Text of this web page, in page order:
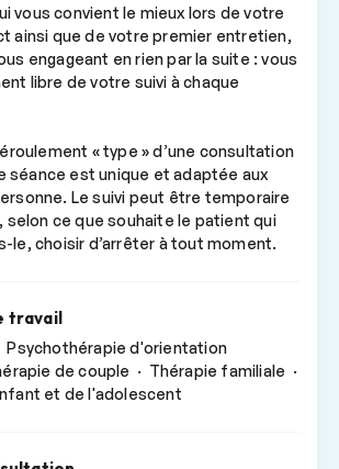
vous convient le mieux lors de votre
ainsi que de votre premier entretien,
engageant en rien par la suite : vous
libre de votre suivi à chaque
« type » d’une consultation
séance est unique et adaptée aux
Le suivi peut être temporaire
selon ce que souhaite le patient qui
le, choisir d’arrêter à tout moment.
travail
Psychothérapie d'orientation
de couple · Thérapie familiale ·
et de l'adolescent